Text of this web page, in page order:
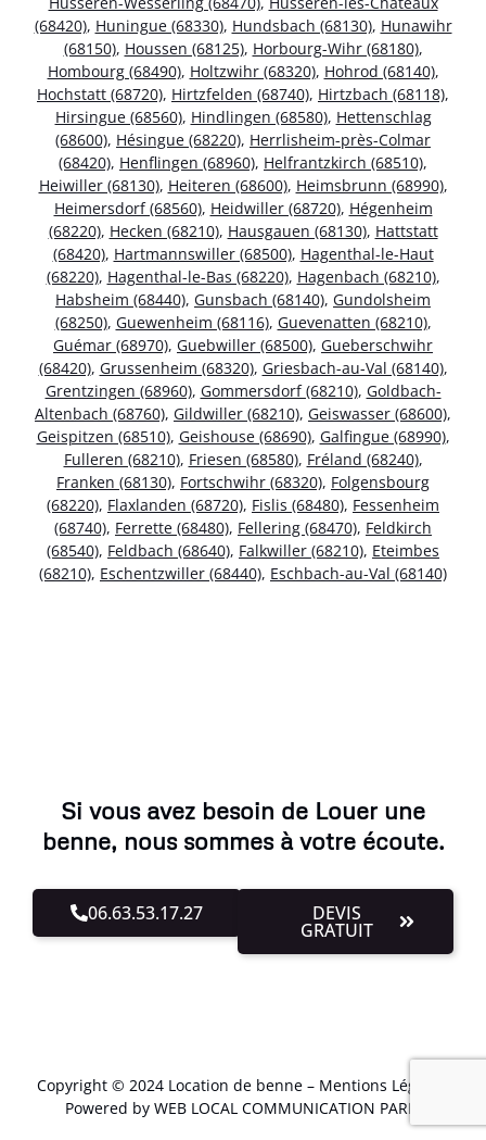
(68420), Huningue (68330), Hundsbach (68130), Hunawihr
(68150), Houssen (68125), Horbourg-Wihr (68180),
Hombourg (68490), Holtzwihr (68320), Hohrod (68140),
Hochstatt (68720), Hirtzfelden (68740), Hirtzbach (68118),
Hirsingue (68560), Hindlingen (68580), Hettenschlag
(68600), Hésingue (68220), Herrlisheim-près-Colmar
(68420), Henflingen (68960), Helfrantzkirch (68510),
Heiwiller (68130), Heiteren (68600), Heimsbrunn (68990),
Heimersdorf (68560), Heidwiller (68720), Hégenheim
(68220), Hecken (68210), Hausgauen (68130), Hattstatt
(68420), Hartmannswiller (68500), Hagenthal-le-Haut
(68220), Hagenthal-le-Bas (68220), Hagenbach (68210),
Habsheim (68440), Gunsbach (68140), Gundolsheim
(68250), Guewenheim (68116), Guevenatten (68210),
Guémar (68970), Guebwiller (68500), Gueberschwihr
(68420), Grussenheim (68320), Griesbach-au-Val (68140),
Grentzingen (68960), Gommersdorf (68210), Goldbach-
Altenbach (68760), Gildwiller (68210), Geiswasser (68600),
Geispitzen (68510), Geishouse (68690), Galfingue (68990),
Fulleren (68210), Friesen (68580), Fréland (68240),
Franken (68130), Fortschwihr (68320), Folgensbourg
(68220), Flaxlanden (68720), Fislis (68480), Fessenheim
(68740), Ferrette (68480), Fellering (68470), Feldkirch
(68540), Feldbach (68640), Falkwiller (68210), Eteimbes
(68210), Eschentzwiller (68440), Eschbach-au-Val (68140)
Si vous avez besoin de Louer une
benne, nous sommes à votre écoute.
06.63.53.17.27 DEVIS
GRATUIT
Copyright © 2024 Location de benne – Mentions Légales
Powered by WEB LOCAL COMMUNICATION PARIS